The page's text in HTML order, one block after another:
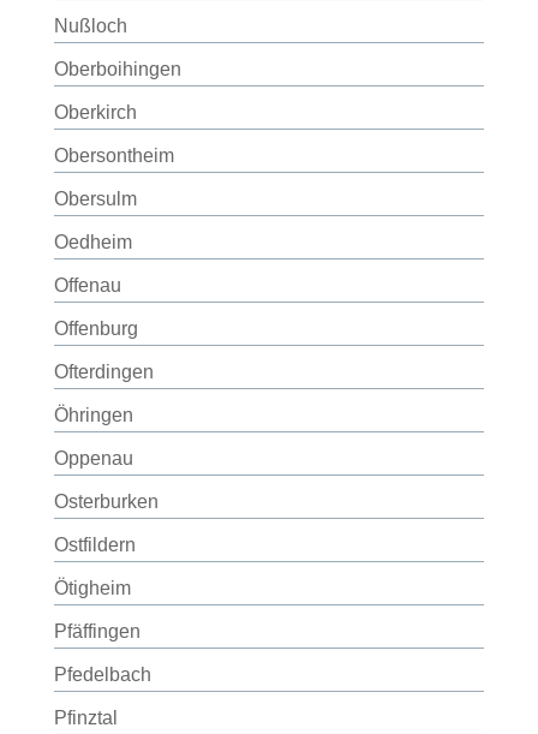
Nußloch
Oberboihingen
Oberkirch
Obersontheim
Obersulm
Oedheim
Offenau
Offenburg
Ofterdingen
Öhringen
Oppenau
Osterburken
Ostfildern
Ötigheim
Pfäffingen
Pfedelbach
Pfinztal